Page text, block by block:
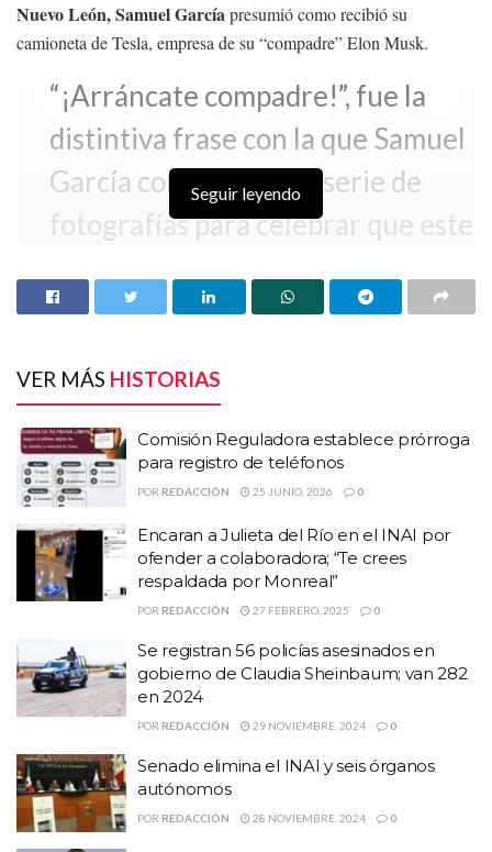
Nuevo León, Samuel Garcíapresumió como recibió su
camioneta de Tesla, empresa de su “compadre” Elon Musk.
“¡Arráncate compadre!”, fue la
distintiva frase con la que Samuel
García compartió una serie de
fotografías para celebrar que este
de Monterrey.
Llegó la primera Cybertruck a
México, y la tenemos en
Monterrey. ¡El futuro es brillante!
ARRAAAAANCATE COMPADRE.
pic.twitter.com/mJOjcEDS7A
— Samuel García
(@samuel_garcias)March 18,
2024
HISTORIAS RELACIONADAS
Comisión Reguladora establece prórroga para
Seguir leyendo
VER MÁS HISTORIAS
Comisión Reguladora establece prórroga
para registro de teléfonos
POR REDACCIÓN 25 JUNIO, 2026 0
Encaran a Julieta del Río en el INAI por
ofender a colaboradora; “Te crees
respaldada por Monreal”
POR REDACCIÓN 27 FEBRERO, 2025 0
Se registran 56 policías asesinados en
gobierno de Claudia Sheinbaum; van 282
en 2024
POR REDACCIÓN 29 NOVIEMBRE, 2024 0
Senado elimina el INAI y seis órganos
autónomos
POR REDACCIÓN 28 NOVIEMBRE, 2024 0